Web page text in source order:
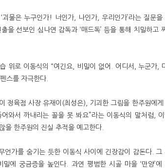
물은 누구인가! 너인가, 나인가, 우리인가’라는 질문
을 선보인 심나연 감독과 ‘매드독’ 등을 통해 치밀하
로 이동식의 “여긴요, 비밀이 없어. 어디서, 누군가,
스를 자극한다.
정육점 사장 유재이(최성은), 기괴한 그림을 한주원에
와서 까내리는 꼴을 못 봐요”라는 이동식의 말처럼,
을 한주원의 진실 추적을 예고한다.
가를 숨기는 듯한 이동식 사이에 긴장감이 감돈다.
에 궁금증을 높인다. 과연 평범한 시골 마을 ‘만양’